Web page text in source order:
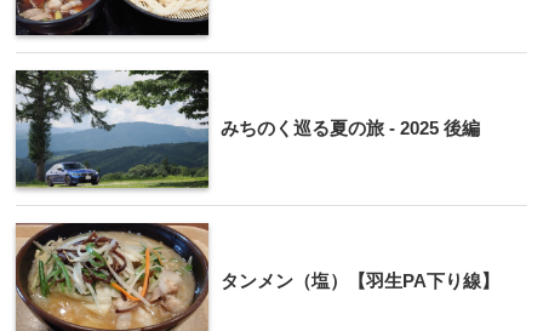
みちのく巡る夏の旅 - 2025 後編
タンメン（塩）【羽生PA下り線】